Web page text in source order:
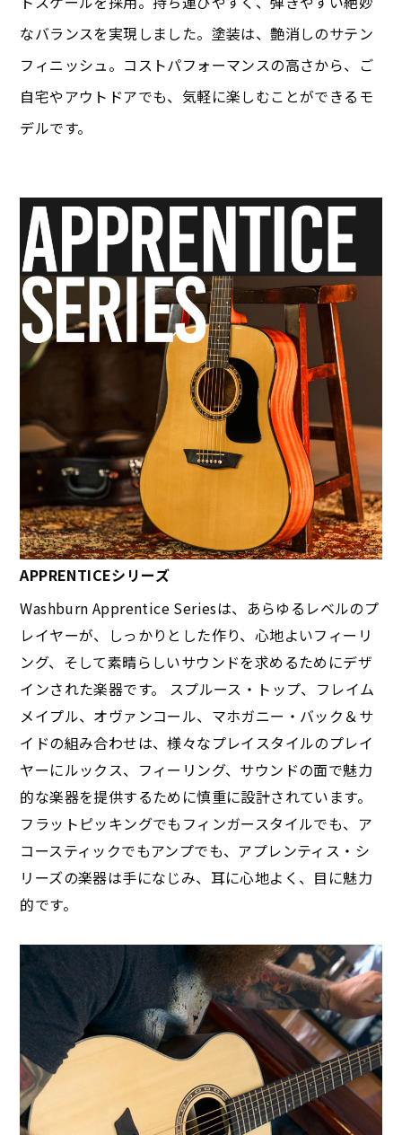
なバランスを実現しました。塗装は、艶消しのサテン
フィニッシュ。コストパフォーマンスの高さから、ご
自宅やアウトドアでも、気軽に楽しむことができるモ
デルです。
APPRENTICEシリーズ
Washburn Apprentice Seriesは、あらゆるレベルのプ
レイヤーが、しっかりとした作り、心地よいフィーリ
ング、そして素晴らしいサウンドを求めるためにデザ
インされた楽器です。 スプルース・トップ、フレイム
メイプル、オヴァンコール、マホガニー・バック＆サ
イドの組み合わせは、様々なプレイスタイルのプレイ
ヤーにルックス、フィーリング、サウンドの面で魅力
的な楽器を提供するために慎重に設計されています。
フラットピッキングでもフィンガースタイルでも、ア
コースティックでもアンプでも、アプレンティス・シ
リーズの楽器は手になじみ、耳に心地よく、目に魅力
的です。